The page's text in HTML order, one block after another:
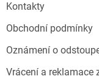
Kontakty
Obchodní podmínky
Oznámení o
Vrácení a reklamace